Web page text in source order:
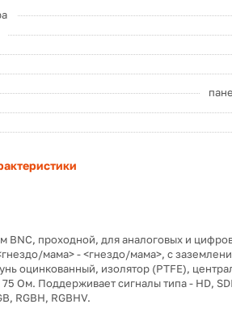
BNC, проходной, для аналоговых и
мама> - <гнездо/мама>, с
оцинкованный, изолятор (PTFE),
Ом. Поддерживает сигналы типа - HD,
RGBH, RGBHV.